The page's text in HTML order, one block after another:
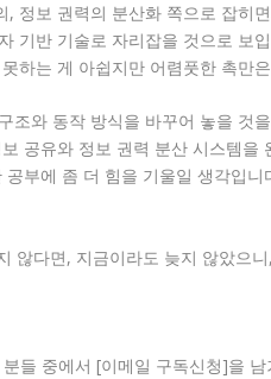
정보 권력의 분산화 쪽으로 잡히
기반 기술로 자리잡을 것으로 보
하는 게 아쉽지만 어렴풋한 촉만
조와 동작 방식을 바꾸어 놓을 것
공유와 정보 권력 분산 시스템을
부에 좀 더 힘을 기울일 생각입
않다면, 지금이라도 늦지 않았으
들 중에서 [이메일 구독신청]을